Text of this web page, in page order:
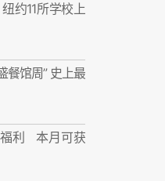
约11所学校上
餐馆周” 史上最
利 本月可获